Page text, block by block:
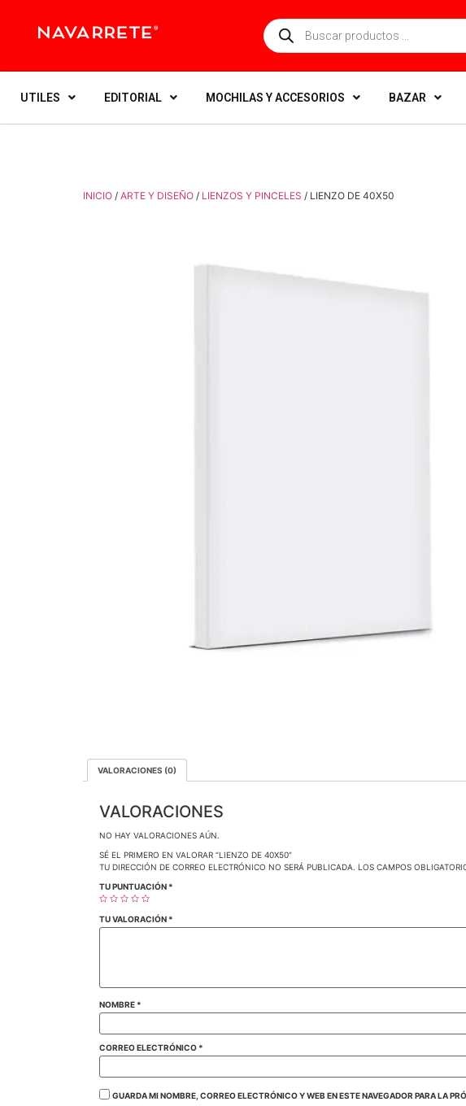
UTILES EDITORIAL MOCHILAS Y ACCESORIOS BAZAR
INICIO / ARTE Y DISEÑO / LIENZOS Y PINCELES / LIENZO DE 40X50
VALORACIONES (0)
VALORACIONES
NO HAY VALORACIONES AÚN.
SÉ EL PRIMERO EN VALORAR “LIENZO DE 40X50”
TU DIRECCIÓN DE CORREO ELECTRÓNICO NO SERÁ PUBLICADA. LOS CAMPOS
TU PUNTUACIÓN *
TU VALORACIÓN *
NOMBRE *
CORREO ELECTRÓNICO *
GUARDA MI NOMBRE, CORREO ELECTRÓNICO Y WEB EN ESTE NAVEGADOR PARA LA